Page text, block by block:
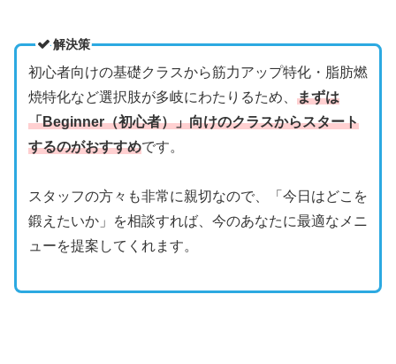
解決策
初心者向けの基礎クラスから筋力アップ特化・脂肪燃
焼特化など選択肢が多岐にわたりるため、 まずは
「Beginner（初心者）」向けのクラスからスタート
するのがおすすめです。
スタッフの方々も非常に親切なので、「今日はどこを
鍛えたいか」を相談すれば、今のあなたに最適なメニ
ューを提案してくれます。